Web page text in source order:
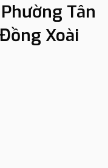
Tân
Xoài